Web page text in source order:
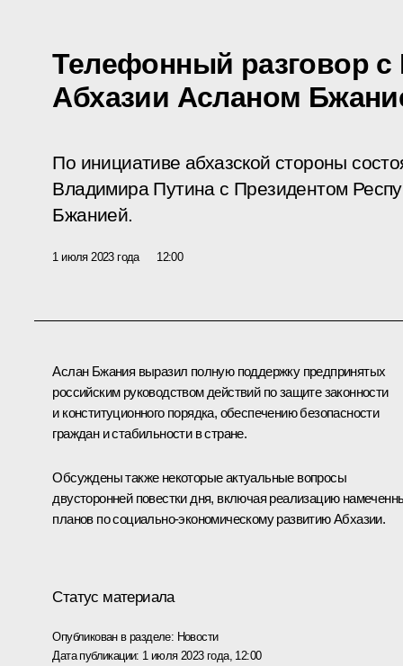
Телефонный разговор с
Абхазии Асланом
По инициативе абхазской стороны
Владимира Путина с Президентом
Бжанией.
1 июля 2023 года 12:00
Аслан Бжания выразил полную поддержку предпринятых
российским руководством действий по защите законности
и конституционного порядка, обеспечению безопасности
граждан и стабильности в стране.
Обсуждены также некоторые актуальные вопросы
двусторонней повестки дня, включая реализацию
планов по социально-экономическому развитию Абхазии.
Статус материала
Опубликован в разделе: Новости
Дата публикации: 1 июля 2023 года, 12:00